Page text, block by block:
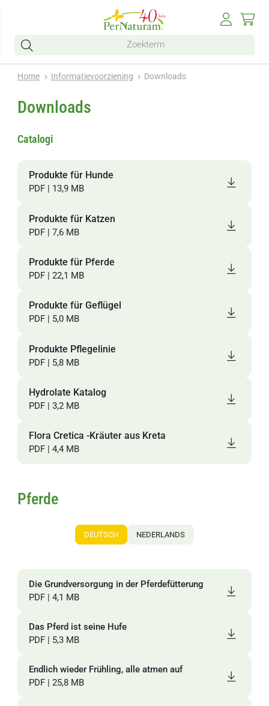
Home Informatievoorziening Downloads
Downloads
Catalogi
Produkte für Hunde
PDF | 13,9 MB
Produkte für Katzen
PDF | 7,6 MB
Produkte für Pferde
PDF | 22,1 MB
Produkte für Geflügel
PDF | 5,0 MB
Produkte Pflegelinie
PDF | 5,8 MB
Hydrolate Katalog
PDF | 3,2 MB
Flora Cretica -Kräuter aus Kreta
PDF | 4,4 MB
DEUTSCH NEDERLANDS
Pferde
Die Grundversorgung in der Pferdefütterung
PDF | 4,1 MB
Das Pferd ist seine Hufe
PDF | 5,3 MB
Endlich wieder Frühling, alle atmen auf
PDF | 25,8 MB